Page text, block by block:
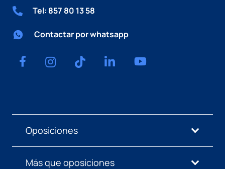
Tel: 857 80 13 58
Contactar por whatsapp
Oposiciones
Más que oposiciones